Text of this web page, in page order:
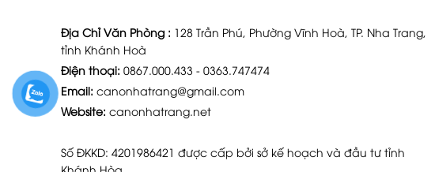
Địa Chỉ Văn Phòng : 128 Trần Phú, Phường Vĩnh Hoà, TP. Nha Trang,
tỉnh Khánh Hoà
Điện thoại: 0867.000.433 - 0363.747474
Email: canonhatrang@gmail.com
Website: canonhatrang.net
Số ĐKKD: 4201986421 được cấp bởi sở kế hoạch và đầu tư tỉnh